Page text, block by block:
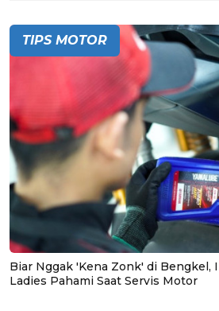
TIPS MOTOR
Biar Nggak 'Kena Zonk' di Bengkel,
Ladies Pahami Saat Servis Motor